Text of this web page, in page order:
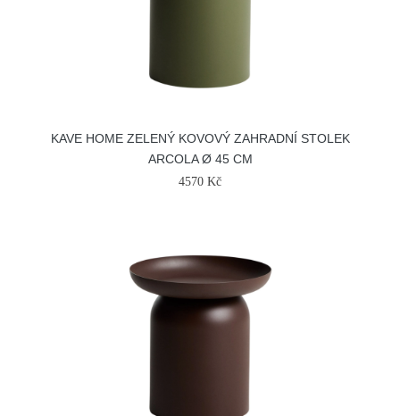
KAVE HOME ZELENÝ KOVOVÝ ZAHRADNÍ STOLEK
ARCOLA Ø 45 CM
4570 Kč